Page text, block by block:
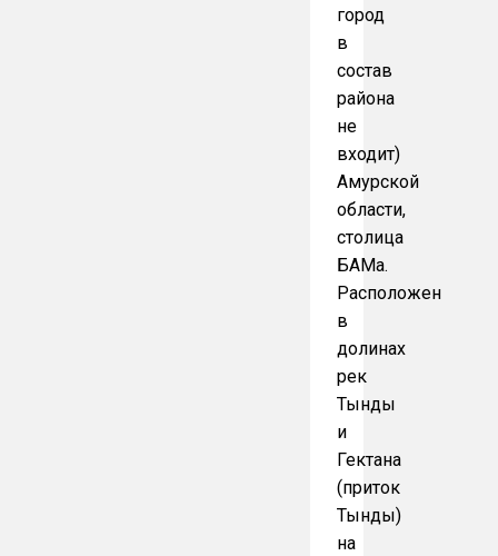
город
в
состав
района
не
входит)
Амурской
области,
столица
БАМа.
Расположен
в
долинах
рек
Тынды
и
Гектана
(приток
Тынды)
на